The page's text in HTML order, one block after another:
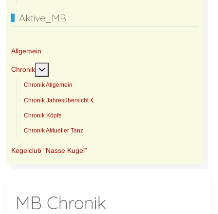
Aktive_MB
Allgemein
Chronik Weitere Informationen: Chronik
Chronik Allgemein
Chronik Jahresübersicht
Chronik Köpfe
Chronik Aktueller Tanz
Kegelclub "Nasse Kugel"
MB Chronik